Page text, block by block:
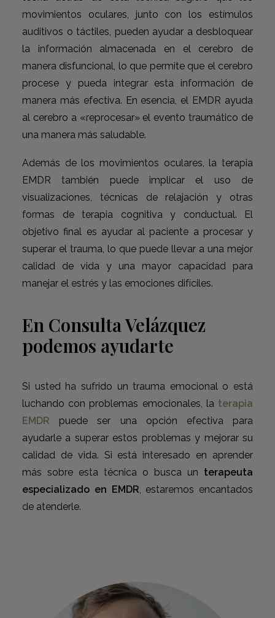
movimientos oculares, junto con los estímulos
auditivos o táctiles, pueden ayudar a desbloquear
la información almacenada en el cerebro de
manera disfuncional, lo que permite que el cerebro
procese y pueda integrar esta información de
manera más efectiva. En esencia, el EMDR ayuda
al cerebro a «reprocesar» el evento traumático de
una manera más saludable.
Además de los movimientos oculares, la terapia
EMDR también puede implicar el uso de
visualizaciones, técnicas de relajación y otras
formas de terapia cognitiva y conductual. El
objetivo final es ayudar al paciente a procesar y
superar el trauma, lo que puede llevar a una mejor
calidad de vida y una mayor capacidad para
manejar el estrés y las emociones difíciles.
En Consulta Velázquez
podemos ayudarte
Si usted ha sufrido un trauma emocional o está
luchando con problemas emocionales, la terapia
EMDR puede ser una opción efectiva para
ayudarle a superar estos problemas y mejorar su
calidad de vida. Si está interesado en aprender
más sobre esta técnica o busca un terapeuta
especializado en EMDR, estaremos encantados
de atenderle.